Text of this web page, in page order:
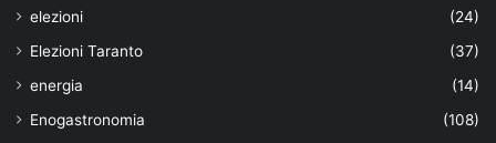
elezioni
(24)
Elezioni Taranto
(37)
energia
(14)
Enogastronomia
(108)